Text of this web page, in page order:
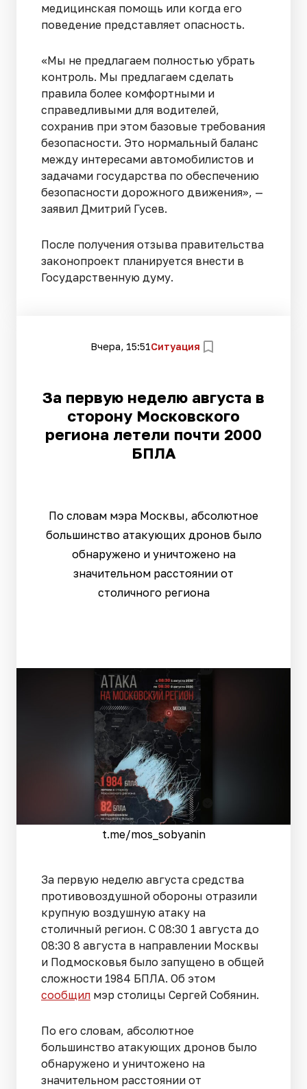
медицинская помощь или когда его
поведение представляет опасность.
«Мы не предлагаем полностью убрать
контроль. Мы предлагаем сделать
правила более комфортными и
справедливыми для водителей,
сохранив при этом базовые требования
безопасности. Это нормальный баланс
между интересами автомобилистов и
задачами государства по обеспечению
безопасности дорожного движения», —
заявил Дмитрий Гусев.
После получения отзыва правительства
законопроект планируется внести в
Государственную думу.
Вчера, 15:51Ситуация
За первую неделю августа в
сторону Московского
региона летели почти 2000
БПЛА
По словам мэра Москвы, абсолютное
большинство атакующих дронов было
обнаружено и уничтожено на
значительном расстоянии от
столичного региона
t.me/mos_sobyanin
За первую неделю августа средства
противовоздушной обороны отразили
крупную воздушную атаку на
столичный регион. С 08:30 1 августа до
08:30 8 августа в направлении Москвы
и Подмосковья было запущено в общей
сложности 1984 БПЛА. Об этом
сообщил мэр столицы Сергей Собянин.
По его словам, абсолютное
большинство атакующих дронов было
обнаружено и уничтожено на
значительном расстоянии от